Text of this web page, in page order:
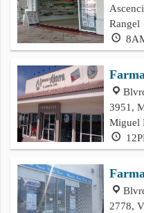
Rangel
3951,
Miguel
2778,